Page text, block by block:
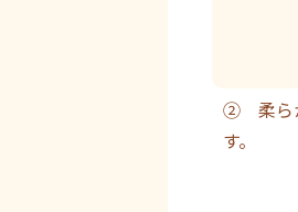
② 柔ら
す。